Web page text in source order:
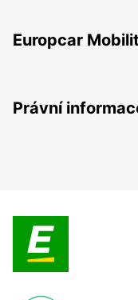
Europcar
Právní